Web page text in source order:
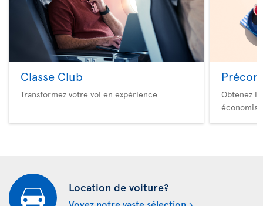
Classe Club
Transformez votre vol en expérience
Obtenez
Location de voiture?